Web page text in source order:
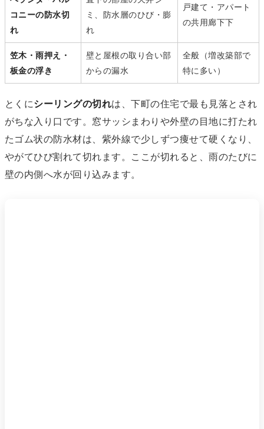
コニーの防水切
れ
ミ、防水層のひび・膨
れ
戸建て・アパート
の共用廊下下
笠木・雨押え・
板金の浮き
壁と屋根の取り合い部
からの漏水
全般（増改築部で
特に多い）
とくにシーリングの切れは、下町の住宅で最も見落とされ
がちな入り口です。窓サッシまわりや外壁の目地に打たれ
たゴム状の防水材は、紫外線で少しずつ痩せて硬くなり、
やがてひび割れて切れます。ここが切れると、雨のたびに
壁の内側へ水が回り込みます。